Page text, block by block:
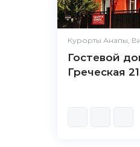
Курорты Анапы,
Гостевой
Греческая